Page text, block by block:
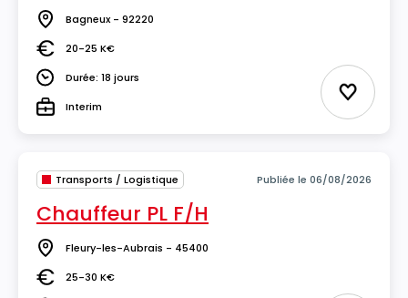
Lieu Bagneux - 92220
Salaire20-25 K€
DuréeDurée: 18 jours
TypeInterim Ajouter
Transports / Logistique Publiée le 06/08/2026
Chauffeur PL F/H
Lieu Fleury-les-Aubrais - 45400
Salaire25-30 K€